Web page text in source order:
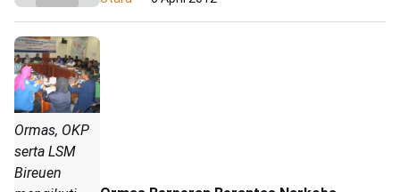
Ormas, OKP
serta LSM
Bireuen